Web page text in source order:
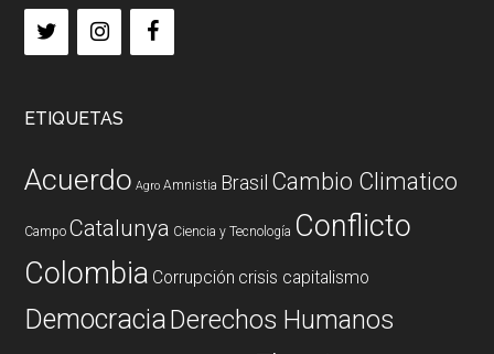
ETIQUETAS
Acuerdo Agro Amnistia Brasil Cambio Climatico
Campo Catalunya Ciencia y Tecnología Conflicto
Colombia Corrupción crisis capitalismo
DemocraciaDerechos Humanos